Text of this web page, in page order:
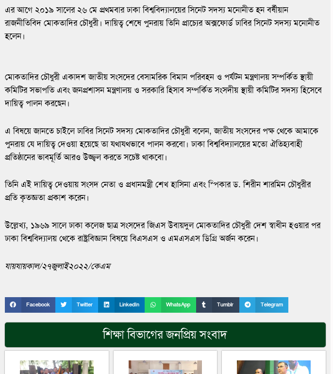
এর আগে ২০১৯ সালের ২৬ মে প্রথমবার ঢাকা বিশ্ববিদ্যালয়ের সিনেট সদস্য মনোনীত হন বর্ষীয়ান
রাজনীতিবিদ মোকতাদির চৌধুরী। দায়িত্ব শেষে পুনরায় তিনি প্রাচ্যের অক্সফোর্ড ঢাবির সিনেট সদস্য মনোনীত
হলেন।
মোকতাদির চৌধুরী একাদশ জাতীয় সংসদের বেসামরিক বিমান পরিবহন ও পর্যটন মন্ত্রণালয় সম্পর্কিত স্থায়ী
কমিটির সভাপতি এবং‌ জনপ্রশাসন মন্ত্রণালয় ও সরকারি হিসাব সম্পর্কিত সংসদীয় স্থায়ী কমিটির সদস্য হিসেবে
দায়িত্ব পালন করছেন।
এ বিষয়ে জানতে চাইলে ঢাবির সিনেট সদস্য মোকতাদির চৌধুরী বলেন, জাতীয় সংসদের পক্ষ থেকে আমাকে
পুনরায় যে দায়িত্ব দেওয়া হয়েছে তা যথাযথভাবে পালন করবো। ঢাকা বিশ্ববিদ্যালয়ের মতো ঐতিহ্যবাহী
প্রতিষ্ঠানের ভাবমূর্তি আরও উজ্জ্বল করতে সচেষ্ট থাকবো।
তিনি এই দায়িত্ব দেওয়ায় সংসদ নেতা ও প্রধানমন্ত্রী শেখ হাসিনা এবং স্পিকার ড. শিরীন শারমিন চৌধুরীর
প্রতি কৃতজ্ঞতা প্রকাশ করেন।
উল্লেখ্য, ১৯৬৯ সালে ঢাকা কলেজ ছাত্র সংসদের জিএস উবায়দুল মোকতাদির চৌধুরী দেশ স্বাধীন হওয়ার পর
ঢাকা বিশ্ববিদ্যালয় থেকে রাষ্ট্রবিজ্ঞান বিষয়ে বিএসএস ও এমএসএস ডিগ্রি অর্জন করেন।
যায়যায়কাল/২৭জুলাই২০২২/কেএম
Facebook Twitter LinkedIn WhatsApp Tumblr Telegram
শিক্ষাবিভাগের জনপ্রিয় সংবাদ